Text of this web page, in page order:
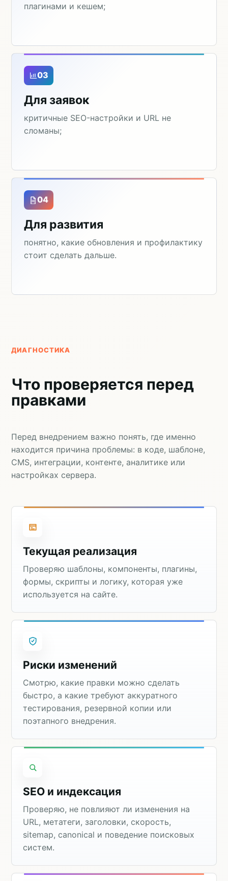
плагинами и кешем;
03
Для заявок
критичные SEO-настройки и URL не
сломаны;
04
Для развития
понятно, какие обновления и профилактику
стоит сделать дальше.
ДИАГНОСТИКА
Что проверяется перед
правками
Перед внедрением важно понять, где именно
находится причина проблемы: в коде, шаблоне,
CMS, интеграции, контенте, аналитике или
настройках сервера.
Текущая реализация
Проверяю шаблоны, компоненты, плагины,
формы, скрипты и логику, которая уже
используется на сайте.
Риски изменений
Смотрю, какие правки можно сделать
быстро, а какие требуют аккуратного
тестирования, резервной копии или
поэтапного внедрения.
SEO и индексация
Проверяю, не повлияют ли изменения на
URL, метатеги, заголовки, скорость,
sitemap, canonical и поведение поисковых
систем.